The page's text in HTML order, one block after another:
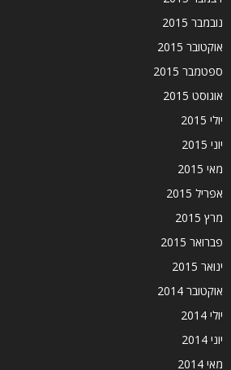
נובמבר 2015
אוקטובר 2015
ספטמבר 2015
אוגוסט 2015
יולי 2015
יוני 2015
מאי 2015
אפריל 2015
מרץ 2015
פברואר 2015
ינואר 2015
אוקטובר 2014
יולי 2014
יוני 2014
מאי 2014